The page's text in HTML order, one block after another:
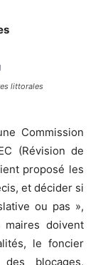
littorales
Commission
(Révision de
proposé les
et décider si
ou pas »,
doivent
le foncier
blocages,